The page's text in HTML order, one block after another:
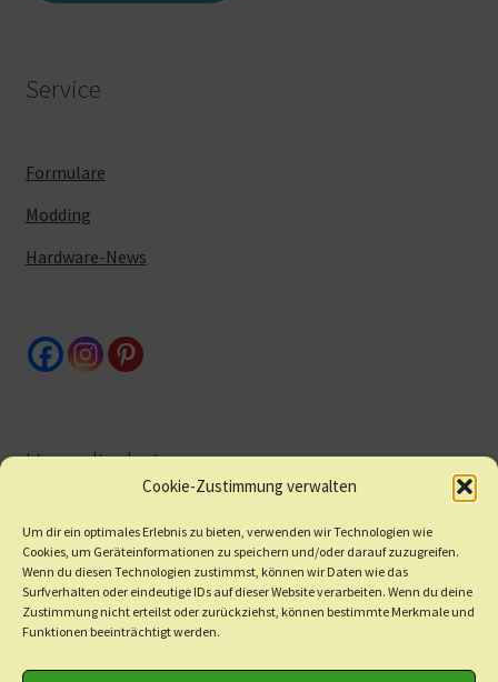
Cookie-Zustimmung verwalten
Um dir ein optimales Erlebnis zu bieten, verwenden wir Technologien wie
Cookies, um Geräteinformationen zu speichern und/oder darauf zuzugreifen.
Wenn du diesen Technologien zustimmst, können wir Daten wie das
Surfverhalten oder eindeutige IDs auf dieser Website verarbeiten. Wenn du deine
Zustimmung nicht erteilst oder zurückziehst, können bestimmte Merkmale und
Funktionen beeinträchtigt werden.
Service
Formulare
Modding
Hardware-News
Umweltschutz
Altgeräte/Batterien
Nachhaltigkeit